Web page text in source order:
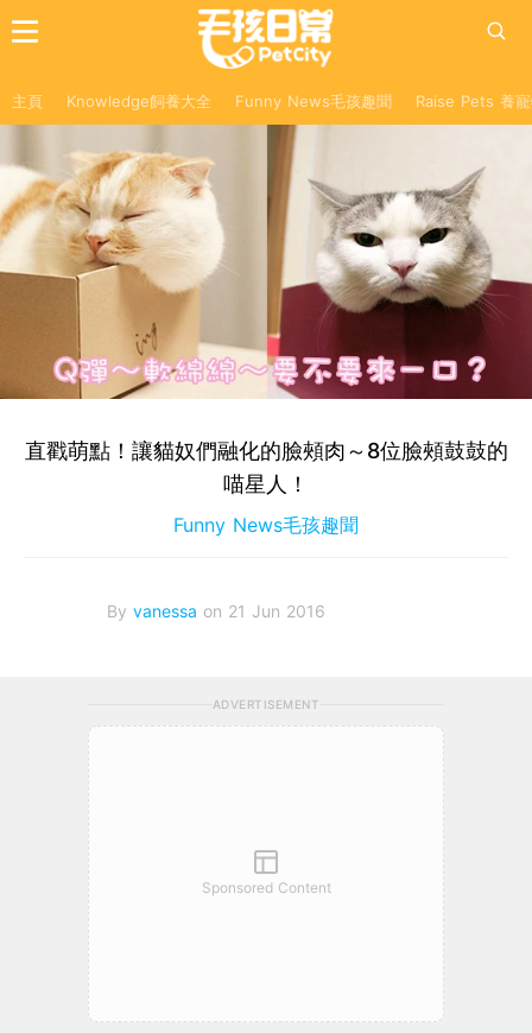
主頁 Knowledge飼養大全 Funny News毛孩趣聞 Raise Pets 養
直戳萌點！讓貓奴們融化的臉頰肉～8位臉頰鼓鼓的
喵星人！
Funny News毛孩趣聞
By vanessa on 21 Jun 2016
ADVERTISEMENT
Sponsored Content